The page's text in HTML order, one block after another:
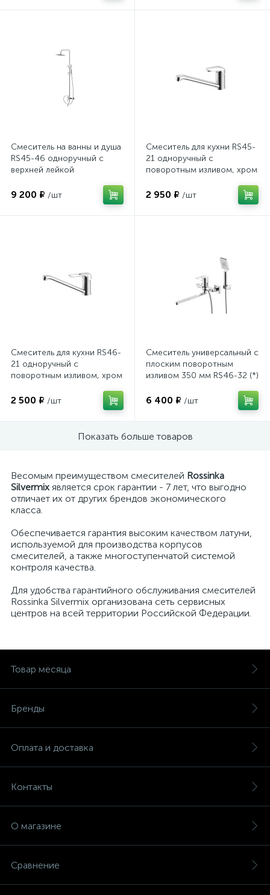
Смеситель на ванны и душа
RS45-46 одноручный с
верхней лейкой
9 200 ₽ /шт
Смеситель для кухни RS45-
21 одноручный с
поворотным изливом, хром
2 950 ₽ /шт
Смеситель для кухни RS46-
21 одноручный с
поворотным изливом, хром
2 500 ₽ /шт
Смеситель универсальный с
плоским поворотным
изливом 350 мм RS46-32 (*)
6 400 ₽ /шт
Показать больше товаров
Весомым преимуществом смесителей Rossinka
Silvermix является срок гарантии - 7 лет, что выгодно
отличает их от других брендов экономического
класса.
Обеспечивается гарантия высоким качеством латуни,
используемой для производства корпусов
смесителей, а также многоступенчатой системой
контроля качества.
Для удобства гарантийного обслуживания смесителей
Rossinka Silvermix организована сеть сервисных
центров на всей территории Российской Федерации.
Товар месяца
Бренды
Оплата и доставка
Контакты
О магазине
Сравнение